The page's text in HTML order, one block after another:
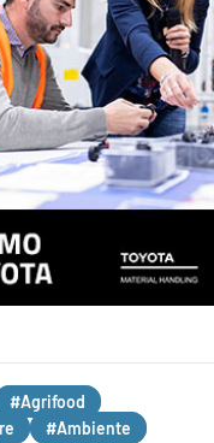
#Agrifood
#Ambiente